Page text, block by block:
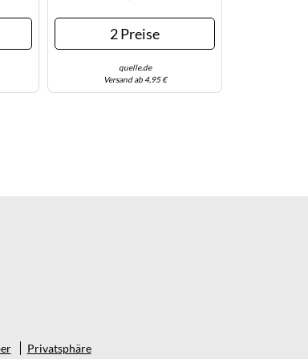
Mit
Halbschuh, Schnürschuh
(44864557-35) Weiß, Sc
2 Preise
quelle.de
Versand ab 4,95 €
Privatsphäre